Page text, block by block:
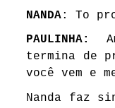
NANDA: To
PAULINHA:
termina de
você vem e
Nanda faz